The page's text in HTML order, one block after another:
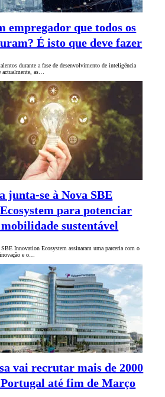
empregador que todos os
É isto que deve fazer
durante a fase de desenvolvimento de inteligência
as…
junta-se à Nova SBE
para potenciar
mobilidade sustentável
Innovation Ecosystem assinaram uma parceria com o
e o…
vai recrutar mais de 2000
Portugal até fim de Março